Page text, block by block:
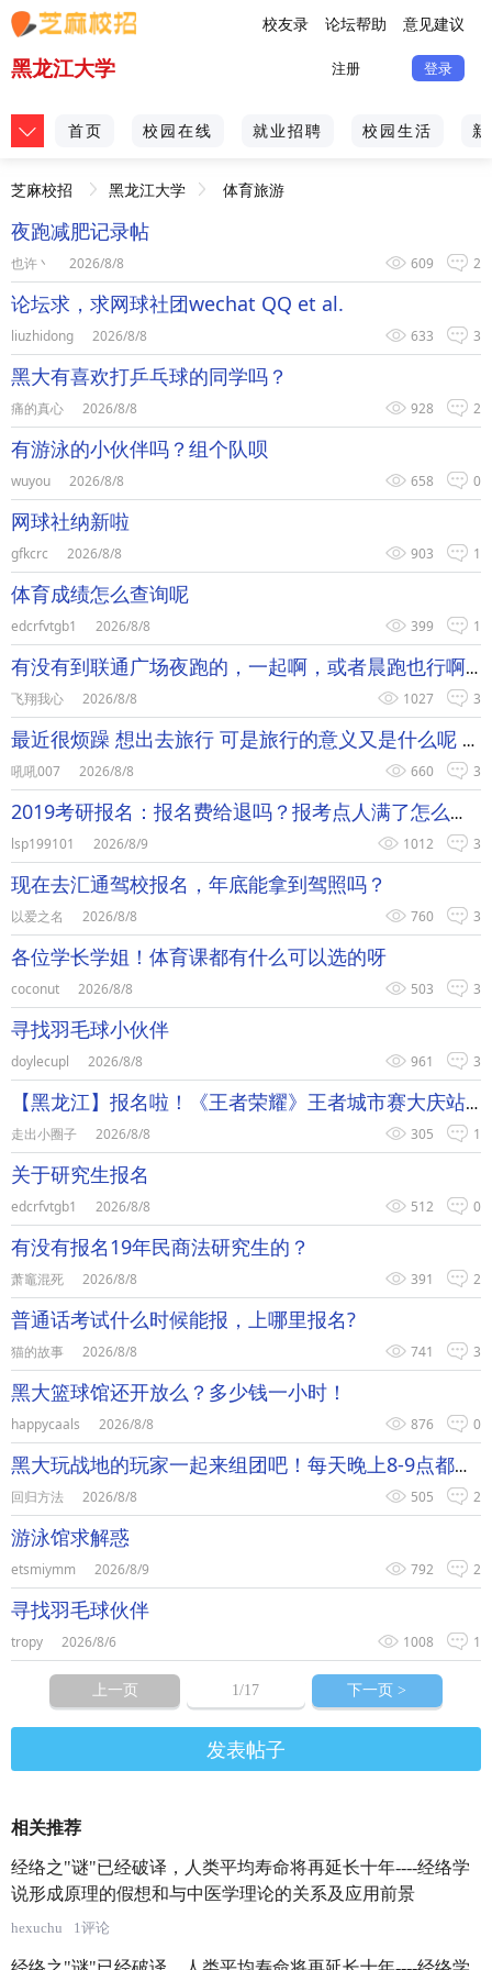
校友录 论坛帮助 意见建议
黑龙江大学 注册 登录
首页 校园在线 就业招聘 校园生活
芝麻校招 黑龙江大学 体育旅游
夜跑减肥记录帖
2
609
也许丶 2026/8/8
论坛求，求网球社团wechat QQ et al.
3
633
liuzhidong 2026/8/8
黑大有喜欢打乒乓球的同学吗？
2
928
痛的真心 2026/8/8
有游泳的小伙伴吗？组个队呗
0
658
wuyou 2026/8/8
网球社纳新啦
1
903
gfkcrc 2026/8/8
体育成绩怎么查询呢
1
399
edcrfvtgb1 2026/8/8
有没有到联通广场夜跑的，一起啊，或者晨跑也行啊！！一起减肥，
3
1027
飞翔我心 2026/8/8
最近很烦躁 想出去旅行 可是旅行的意义又是什么呢 为了逃避烦
3
660
吼吼007 2026/8/8
2019考研报名：报名费给退吗？报考点人满了怎么办？
3
1012
lsp199101 2026/8/9
现在去汇通驾校报名，年底能拿到驾照吗？
3
760
以爱之名 2026/8/8
各位学长学姐！体育课都有什么可以选的呀
3
503
coconut 2026/8/8
寻找羽毛球小伙伴
3
961
doylecupl 2026/8/8
【黑龙江】报名啦！《王者荣耀》王者城市赛大庆站，5月13日拉开
1
305
走出小圈子 2026/8/8
关于研究生报名
0
512
edcrfvtgb1 2026/8/8
有没有报名19年民商法研究生的？
2
391
萧竈混死 2026/8/8
普通话考试什么时候能报，上哪里报名?
3
741
猫的故事 2026/8/8
黑大篮球馆还开放么？多少钱一小时！
0
876
happycaals 2026/8/8
黑大玩战地的玩家一起来组团吧！每天晚上8-9点都可以开车哦
2
505
回归方法 2026/8/8
游泳馆求解惑
2
792
etsmiymm 2026/8/9
寻找羽毛球伙伴
1
1008
tropy 2026/8/6
上一页 1/17 下一页 >
发表帖子
相关推荐
经络之"谜"已经破译，人类平均寿命将再延长十年----经络学
说形成原理的假想和与中医学理论的关系及应用前景
hexuchu 1评论